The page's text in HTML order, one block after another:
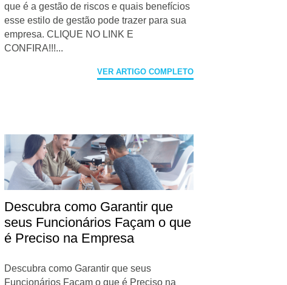
que é a gestão de riscos e quais benefícios
esse estilo de gestão pode trazer para sua
empresa. CLIQUE NO LINK E
CONFIRA!!!...
VER ARTIGO COMPLETO
Descubra como Garantir que
seus Funcionários Façam o que
é Preciso na Empresa
Descubra como Garantir que seus
Funcionários Façam o que é Preciso na